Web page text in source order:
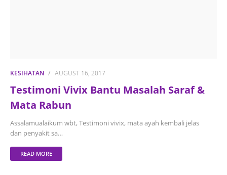
KESIHATAN AUGUST 16, 2017
Testimoni Vivix Bantu Masalah Saraf &
Mata Rabun
Assalamualaikum wbt, Testimoni vivix, mata ayah kembali jelas
dan penyakit sa…
READ MORE